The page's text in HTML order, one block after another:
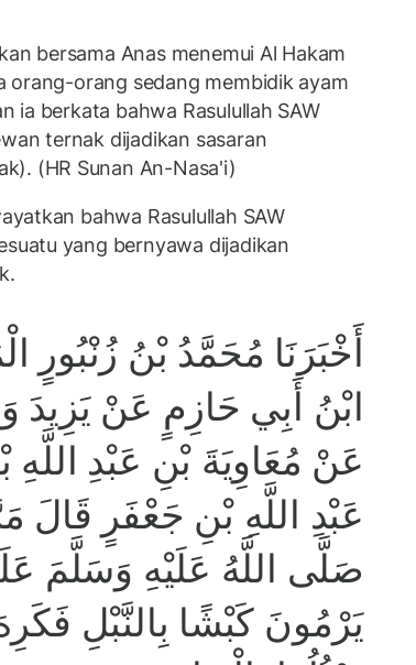
bersama Anas menemui Al Hakam
orang-orang sedang membidik ayam
ia berkata bahwa Rasulullah SAW
ternak dijadikan sasaran
(HR Sunan An-Nasa'i)
bahwa Rasulullah SAW
yang bernyawa dijadikan
أَخْبَرَنَا مُحَمَّدُ بْنُ زُنْبُورٍ
ابْنُ أَبِي حَازِمٍ عَنْ يَزِيدَ
عَنْ مُعَاوِيَةَ بْنِ عَبْدِ
عَبْدِ اللَّهِ بْنِ جَعْفَرٍ قَالَ
صَلَّى اللَّهُ عَلَيْهِ وَسَلَّمَ
يَرْمُونَ كَبْشًا بِالنَّبْلِ